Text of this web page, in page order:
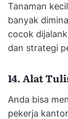
Tanaman
banyak
cocok
dan strategi
14. Alat
Anda bisa
pekerja